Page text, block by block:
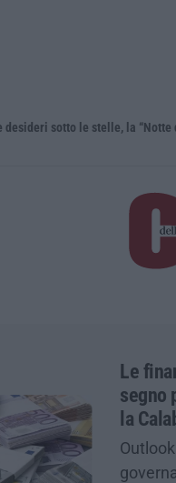
sotto le stelle, la “Notte dei
Le
segno
la